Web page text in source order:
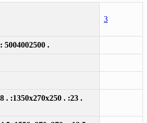
3
5004002500 .
. :1350x270x250 . :23 .